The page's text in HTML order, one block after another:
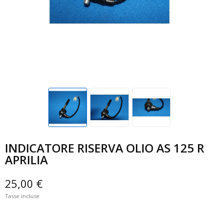
INDICATORE RISERVA OLIO AS 125 R
APRILIA
25,00 €
Tasse incluse